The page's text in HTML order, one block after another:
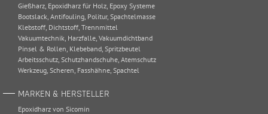
Gießharz Epoxidharz für Holz Epoxy Systeme
Bootslack Antifouling Politur, Spachtelmasse
Klebstoff Dichtstoff Trennmittel
Vakuumtechnik Harzfalle Vakuumdichtband
Pinsel & Rollen Klebeband Spritzbeutel
Arbeitsschutz Schutzhandschuhe Atemschutz
Werkzeug Scheren Fasshähne Spachtel
MARKEN & HERSTELLER
Epoxidharz von Sicomin